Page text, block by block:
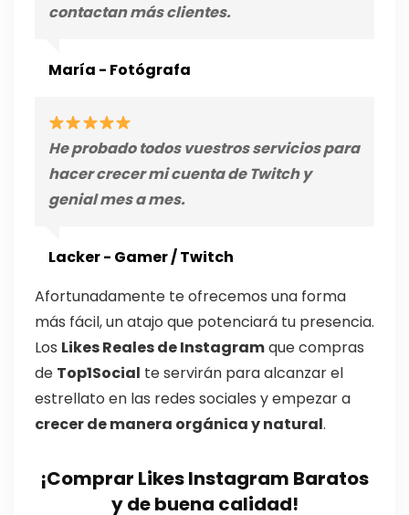
contactan más clientes.
María - Fotógrafa
He probado todos vuestros servicios para
hacer crecer mi cuenta de Twitch y
genial mes a mes.
Lacker - Gamer / Twitch
Afortunadamente te ofrecemos una forma
más fácil, unatajo que potenciará tu presencia.
Los Likes Reales de Instagramque compras
de Top1Social te servirán para alcanzar el
estrellato en las redes sociales y empezar a
crecer de manera orgánica y natural.
¡Comprar Likes Instagram Baratos
y de buena calidad!